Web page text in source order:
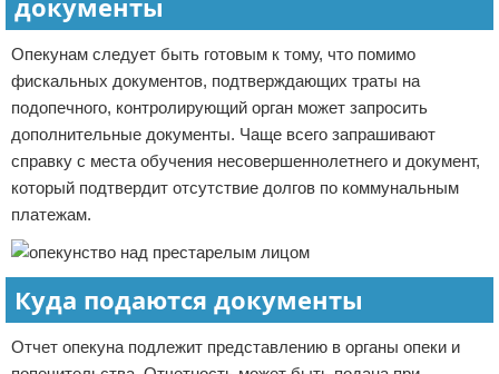
документы
Опекунам следует быть готовым к тому, что помимо
фискальных документов, подтверждающих траты на
подопечного, контролирующий орган может запросить
дополнительные документы. Чаще всего запрашивают
справку с места обучения несовершеннолетнего и документ,
который подтвердит отсутствие долгов по коммунальным
платежам.
Куда подаются документы
Отчет опекуна подлежит представлению в органы опеки и